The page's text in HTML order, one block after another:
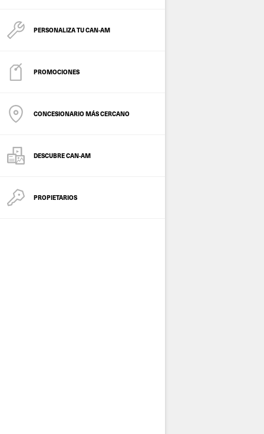
PERSONALIZA TU CAN-AM
PROMOCIONES
CONCESIONARIO MÁS CERCANO
DESCUBRE CAN-AM
PROPIETARIOS